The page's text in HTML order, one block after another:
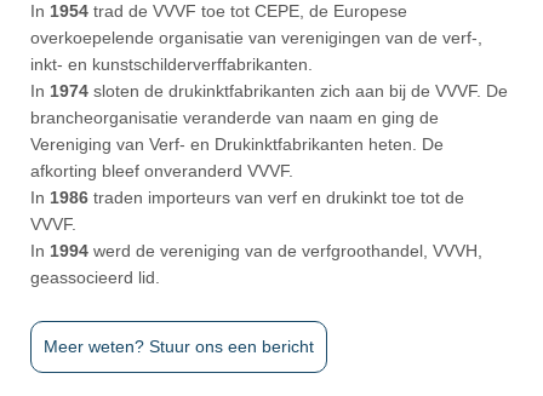
In 1954 trad de VVVF toe tot CEPE, de Europese
overkoepelende organisatie van verenigingen van de verf-,
inkt- en kunstschilderverffabrikanten.
In 1974 sloten de drukinktfabrikanten zich aan bij de VVVF. De
brancheorganisatie veranderde van naam en ging de
Vereniging van Verf- en Drukinktfabrikanten heten. De
afkorting bleef onveranderd VVVF.
In 1986 traden importeurs van verf en drukinkt toe tot de
VVVF.
In 1994 werd de vereniging van de verfgroothandel, VVVH,
geassocieerd lid.
Meer weten? Stuur ons een bericht